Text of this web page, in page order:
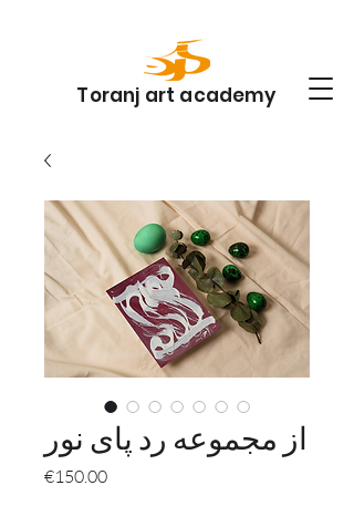
Toranj art academy
از مجموعه رد پای نور
€150.00Price